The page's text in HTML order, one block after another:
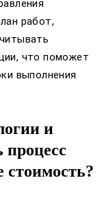
работ,
что поможет
выполнения
и
процесс
стоимость?